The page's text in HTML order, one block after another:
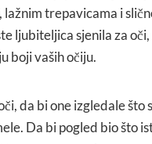
trepavicama i
ljubiteljica sjenila za
boji vaših očiju.
da bi one izgledale
Da bi pogled bio što